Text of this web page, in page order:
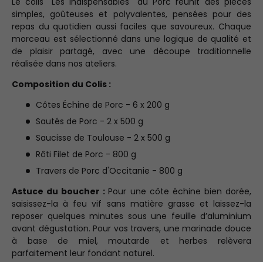
simples, goûteuses et polyvalentes, pensées pour des
repas du quotidien aussi faciles que savoureux. Chaque
morceau est sélectionné dans une logique de qualité et
de plaisir partagé, avec une découpe traditionnelle
réalisée dans nos ateliers.
Composition du Colis :
Côtes Échine de Porc - 6 x 200 g
Sautés de Porc - 2 x 500 g
Saucisse de Toulouse - 2 x 500 g
Rôti Filet de Porc - 800 g
Travers de Porc d'Occitanie - 800 g
Astuce du boucher : Pour une côte échine bien dorée,
saisissez-la à feu vif sans matière grasse et laissez-la
reposer quelques minutes sous une feuille d’aluminium
avant dégustation. Pour vos travers, une marinade douce
à base de miel, moutarde et herbes relèvera
parfaitement leur fondant naturel.